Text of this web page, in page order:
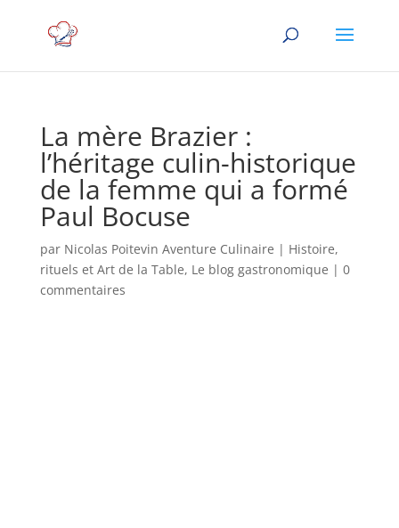
La mère Brazier :
l’héritage culin-historique
de la femme qui a formé
Paul Bocuse
par Nicolas Poitevin Aventure Culinaire | Histoire,
rituels et Art de la Table, Le blog gastronomique | 0
commentaires